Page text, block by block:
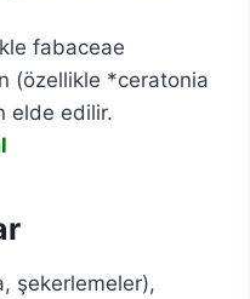
fabaceae
(özellikle *ceratonia
elde edilir.
şekerlemeler),